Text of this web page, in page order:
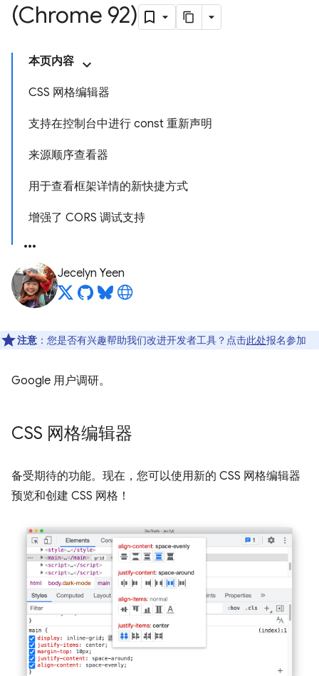
(Chrome 92)
本页内容
CSS 网格编辑器
支持在控制台中进行 const 重新声明
来源顺序查看器
用于查看框架详情的新快捷方式
增强了 CORS 调试支持
Jecelyn Yeen
注意 ：您是否有兴趣帮助我们改进开发者工具？点击此处报名参加
Google 用户调研。
CSS 网格编辑器
备受期待的功能。现在，您可以使用新的 CSS 网格编辑器
预览和创建 CSS 网格！